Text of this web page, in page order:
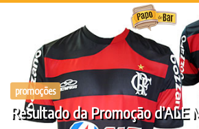
Ir
conteúdo
promoções
Resultado da Promoção d’ALE